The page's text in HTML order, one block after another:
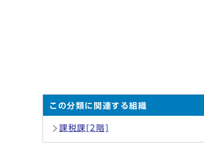
この分類に関連する組織
課税課[2階]